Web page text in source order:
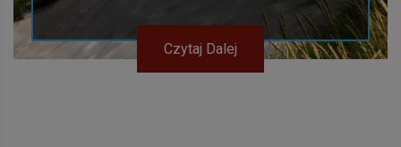
Czytaj Dalej